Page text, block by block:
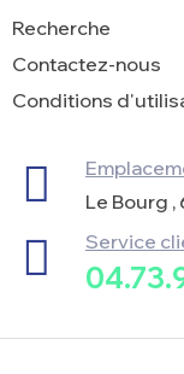
Recherche
Contactez-nous
Conditions
Le Bourg
Service